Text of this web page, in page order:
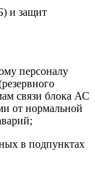
и защит
персоналу
связи блока АС
от нормальной
в подпунктах